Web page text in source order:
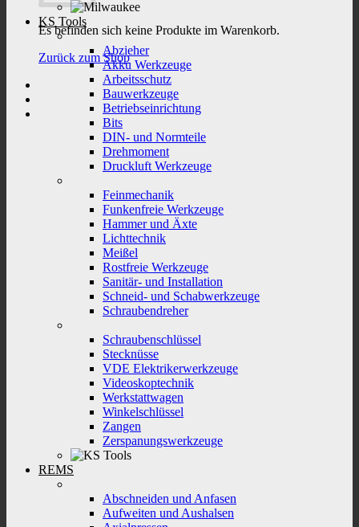
Es befinden sich keine Produkte im Warenkorb.
Zurück zum Shop
KS Tools
Abzieher
Akku Werkzeuge
Arbeitsschutz
Bauwerkzeuge
Betriebseinrichtung
Bits
DIN- und Normteile
Drehmoment
Druckluft Werkzeuge
Feinmechanik
Funkenfreie Werkzeuge
Hammer und Äxte
Lichttechnik
Meißel
Rostfreie Werkzeuge
Sanitär- und Installation
Schneid- und Schabwerkzeuge
Schraubendreher
Schraubenschlüssel
Stecknüsse
VDE Elektrikerwerkzeuge
Videoskoptechnik
Werkstattwagen
Winkelschlüssel
Zangen
Zerspanungswerkzeuge
REMS
Abschneiden und Anfasen
Aufweiten und Aushalsen